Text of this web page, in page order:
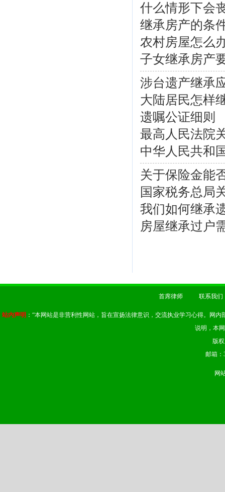
什么情形下会
继承房产的条
农村房屋怎么
子女继承房产
涉台遗产继承
大陆居民怎样
遗嘱公证细则
最高人民法院
中华人民共和
关于保险金能
国家税务总局
我们如何继承
房屋继承过户
首席律师 联系我们
站内声明 ：“本网站是非营利性网站，旨在宣扬法律意识，交流执业学习心得。网
说明，本
版
邮箱：
网